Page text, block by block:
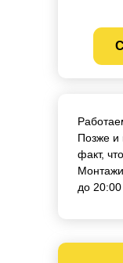
Позже и
факт,
до 20:00